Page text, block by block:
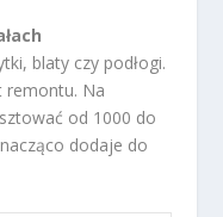
blaty czy podłogi.
remontu. Na
od 1000 do
dodaje do